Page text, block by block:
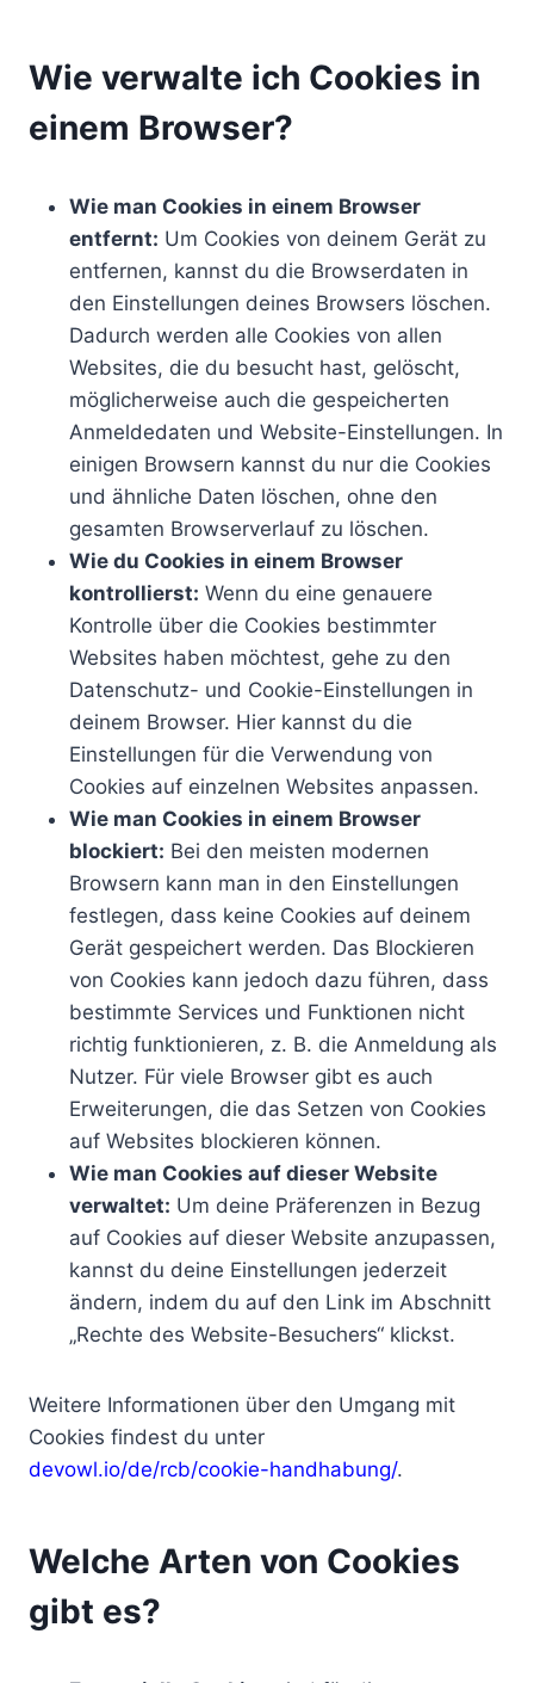
Wie verwalte ich Cookies in
einem Browser?
Wie man Cookies in einem Browser
entfernt: Um Cookies von deinem Gerät zu
entfernen, kannst du die Browserdaten in
den Einstellungen deines Browsers löschen.
Dadurch werden alle Cookies von allen
Websites, die du besucht hast, gelöscht,
möglicherweise auch die gespeicherten
Anmeldedaten und Website-Einstellungen. In
einigen Browsern kannst du nur die Cookies
und ähnliche Daten löschen, ohne den
gesamten Browserverlauf zu löschen.
Wie du Cookies in einem Browser
kontrollierst: Wenn du eine genauere
Kontrolle über die Cookies bestimmter
Websites haben möchtest, gehe zu den
Datenschutz- und Cookie-Einstellungen in
deinem Browser. Hier kannst du die
Einstellungen für die Verwendung von
Cookies auf einzelnen Websites anpassen.
Wie man Cookies in einem Browser
blockiert: Bei den meisten modernen
Browsern kann man in den Einstellungen
festlegen, dass keine Cookies auf deinem
Gerät gespeichert werden. Das Blockieren
von Cookies kann jedoch dazu führen, dass
bestimmte Services und Funktionen nicht
richtig funktionieren, z. B. die Anmeldung als
Nutzer. Für viele Browser gibt es auch
Erweiterungen, die das Setzen von Cookies
auf Websites blockieren können.
Wie man Cookies auf dieser Website
verwaltet: Um deine Präferenzen in Bezug
auf Cookies auf dieser Website anzupassen,
kannst du deine Einstellungen jederzeit
ändern, indem du auf den Link im Abschnitt
„Rechte des Website-Besuchers“ klickst.
Weitere Informationen über den Umgang mit
Cookies findest du unter
devowl.io/de/rcb/cookie-handhabung/.
Welche Arten von Cookies
gibt es?